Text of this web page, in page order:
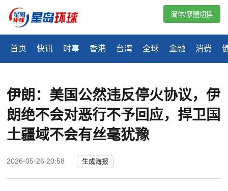
首页 快讯 时事 香港 台湾 全球 金融 消费
简体/繁體切換
伊朗：美国公然违反停火协议，伊
朗绝不会对恶行不予回应，捍卫国
土疆域不会有丝毫犹豫
2026-05-26 20:58 生成海报